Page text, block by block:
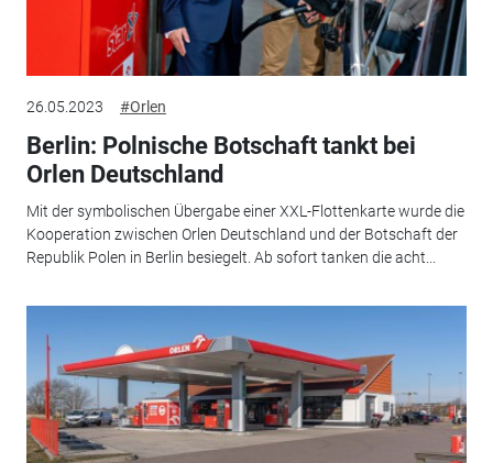
26.05.2023 #Orlen
Berlin: Polnische Botschaft tankt bei
Orlen Deutschland
Mit der symbolischen Übergabe einer XXL-Flottenkarte wurde die
Kooperation zwischen Orlen Deutschland und der Botschaft der
Republik Polen in Berlin besiegelt. Ab sofort tanken die acht...